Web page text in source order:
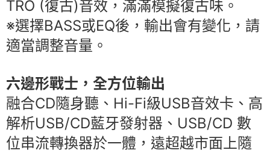
TRO (復古)音效，滿滿模擬復古味。
※選擇BASS或EQ後，輸出會有變化，請
適當調整音量。
六邊形戰士，全方位輸出
融合CD隨身聽、Hi-Fi級USB音效卡、高
解析USB/CD藍牙發射器、USB/CD 數
位串流轉換器於一體，遠超越市面上隨